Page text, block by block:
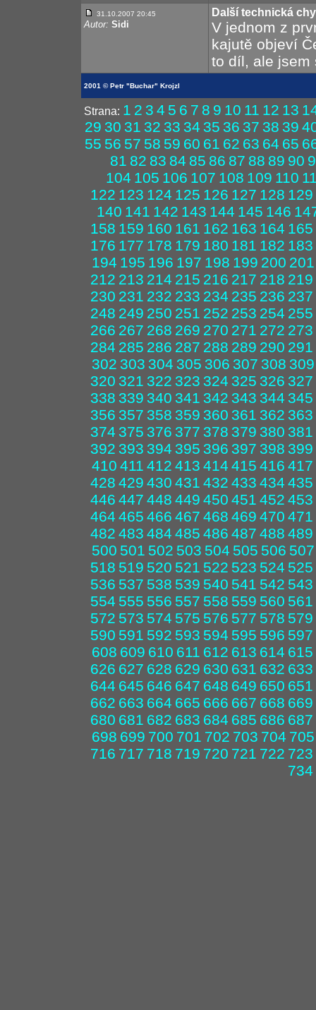
31.10.2007 20:45
Autor: Sidi
Další technická
V jednom z
kajutě objeví
to díl, ale jsem
2001 © Petr "Buchar" Krojzl
Strana: 1 2 3 4 5 6 7 8 9 10 11 12 13
29 30 31 32 33 34 35 36 37 38 39
55 56 57 58 59 60 61 62 63 64 65
81 82 83 84 85 86 87 88 89 90
104 105 106 107 108 109 110
122 123 124 125 126 127 128 129
140 141 142 143 144 145 146
158 159 160 161 162 163 164 165
176 177 178 179 180 181 182 183
194 195 196 197 198 199 200 201
212 213 214 215 216 217 218 219
230 231 232 233 234 235 236 237
248 249 250 251 252 253 254 255
266 267 268 269 270 271 272 273
284 285 286 287 288 289 290 291
302 303 304 305 306 307 308 309
320 321 322 323 324 325 326 327
338 339 340 341 342 343 344 345
356 357 358 359 360 361 362 363
374 375 376 377 378 379 380 381
392 393 394 395 396 397 398 399
410 411 412 413 414 415 416 417
428 429 430 431 432 433 434 435
446 447 448 449 450 451 452 453
464 465 466 467 468 469 470 471
482 483 484 485 486 487 488 489
500 501 502 503 504 505 506 507
518 519 520 521 522 523 524 525
536 537 538 539 540 541 542 543
554 555 556 557 558 559 560 561
572 573 574 575 576 577 578 579
590 591 592 593 594 595 596 597
608 609 610 611 612 613 614 615
626 627 628 629 630 631 632 633
644 645 646 647 648 649 650 651
662 663 664 665 666 667 668 669
680 681 682 683 684 685 686 687
698 699 700 701 702 703 704 705
716 717 718 719 720 721 722 723
734